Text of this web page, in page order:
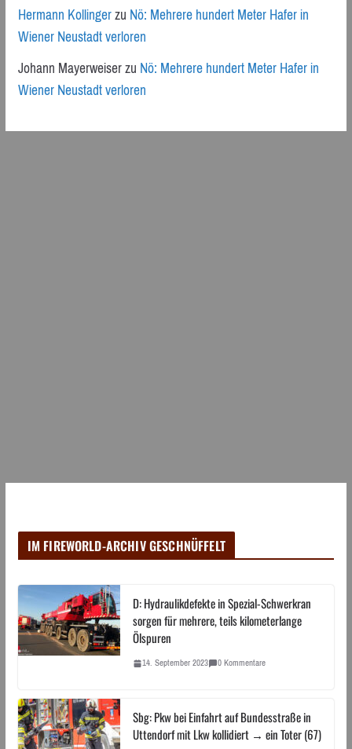
Hermann KollingerzuNö: Mehrere hundert Meter Hafer in
Wiener Neustadt verloren
Johann MayerweiserzuNö: Mehrere hundert Meter Hafer in
Wiener Neustadt verloren
IM FIREWORLD-ARCHIV GESCHNÜFFELT
D: Hydraulikdefekte in Spezial-Schwerkran
sorgen für mehrere, teils kilometerlange
Ölspuren
14. September 2023 0 Kommentare
Sbg: Pkw bei Einfahrt auf Bundesstraße in
Uttendorf mit Lkw kollidiert → ein Toter (67)